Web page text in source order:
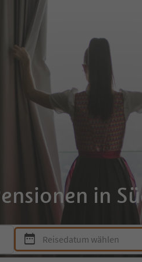
in
Reisedatum wählen
Drücke die Leertaste oder